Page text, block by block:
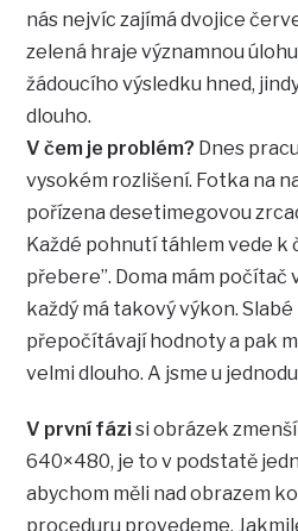
nás nejvíc zajímá dvojice
zelená hraje významnou
žádoucího výsledku hned,
dlouho.
V čem je problém? Dnes
vysokém rozlišení. Fotka na
pořízena desetimegovou
Každé pohnutí táhlem vede k
přebere”. Doma mám počítač
každý má takový výkon.
přepočítávají hodnoty a pak
velmi dlouho. A jsme u
V první fázisi obrázek
640×480, je to v podstatě
abychom měli nad obrazem
proceduru provedeme.